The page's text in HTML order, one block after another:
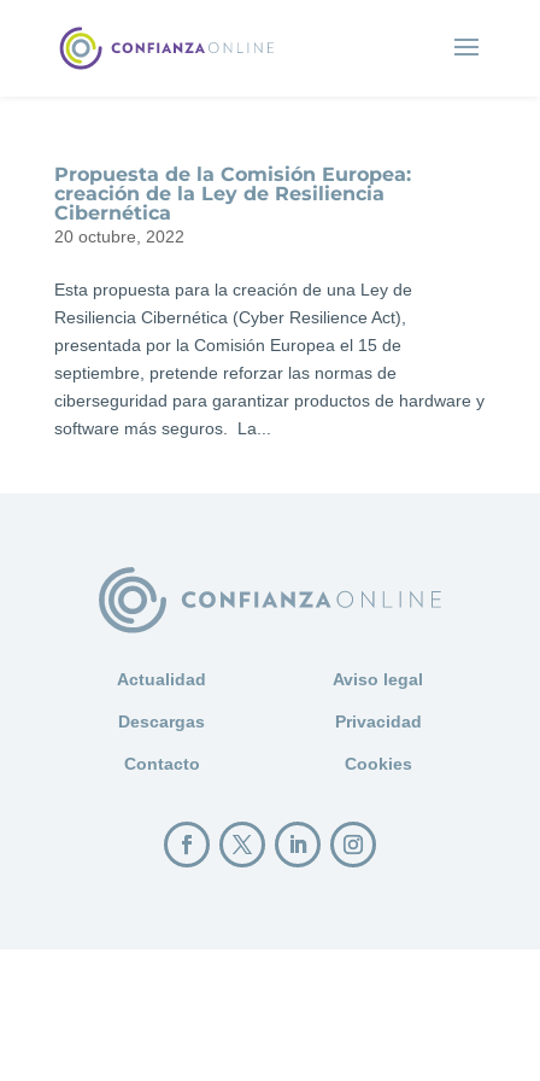
Propuesta de la Comisión Europea:
creación de la Ley de Resiliencia
Cibernética
20 octubre, 2022
Esta propuesta para la creación de una Ley de
Resiliencia Cibernética (Cyber Resilience Act),
presentada por la Comisión Europea el 15 de
septiembre, pretende reforzar las normas de
ciberseguridad para garantizar productos de hardware y
software más seguros. La...
Actualidad
Descargas
Contacto
Aviso legal
Privacidad
Cookies